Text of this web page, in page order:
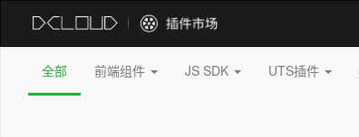
全部 前端组件 JS SDK UTS插件